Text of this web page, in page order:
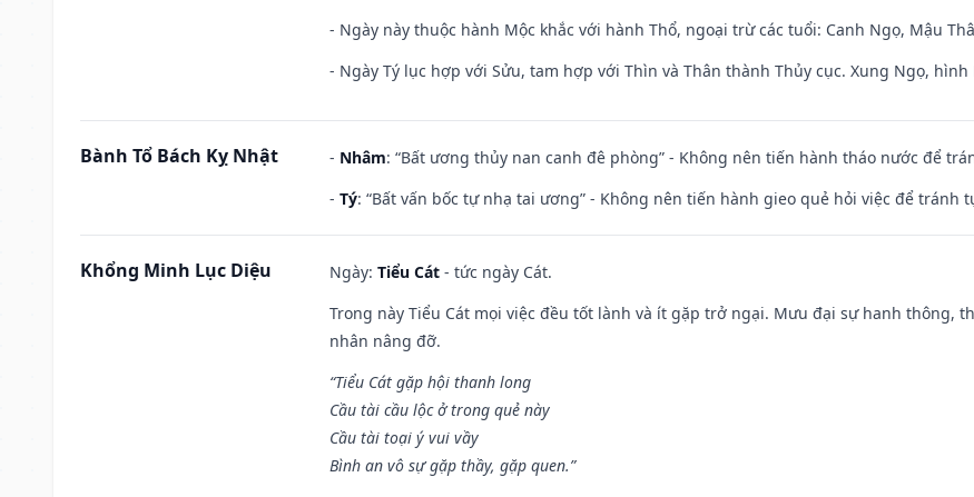
- Ngày này thuộc hành Mộc khắc với hành Thổ, ngoại trừ các tuổi: Canh Ngọ, Mậu
- Ngày Tý lục hợp với Sửu, tam hợp với Thìn và Thân thành Thủy cục. Xung Ngọ,
Bành Tổ Bách Kỵ Nhật - Nhâm: “Bất ương thủy nan canh đê phòng” - Không nên tiến hành tháo nước để
- Tý: “Bất vấn bốc tự nhạ tai ương” - Không nên tiến hành gieo quẻ hỏi việc để tránh
Khổng Minh Lục Diệu Ngày: Tiểu Cát - tức ngày Cát.
Trong này Tiểu Cát mọi việc đều tốt lành và ít gặp trở ngại. Mưu đại sự hanh thông,
nhân nâng đỡ.
“Tiểu Cát gặp hội thanh long
Cầu tài cầu lộc ở trong quẻ này
Cầu tài toại ý vui vầy
Bình an vô sự gặp thầy, gặp quen.”